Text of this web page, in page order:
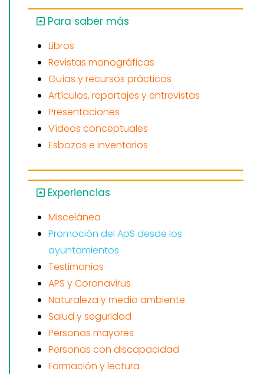
Para saber más
Libros
Revistas monográficas
Guías y recursos prácticos
Artículos, reportajes y entrevistas
Presentaciones
Vídeos conceptuales
Esbozos e inventarios
Experiencias
Miscelánea
Promoción del ApS desde los
ayuntamientos
Testimonios
APS y Coronavirus
Naturaleza y medio ambiente
Salud y seguridad
Personas mayores
Personas con discapacidad
Formación y lectura